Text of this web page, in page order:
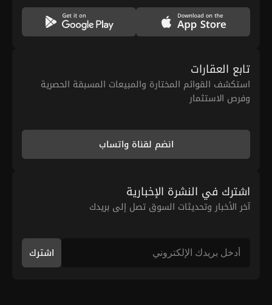
تابع العقارات
استكشف القوائم المختارة والمبيعات المسبقة الحصرية
وفرص الاستثمار
انضم لقناة واتساب
اشترك في النشرة الإخبارية
آخر الأخبار وتحديثات السوق تصل إلى بريدك
اشترك